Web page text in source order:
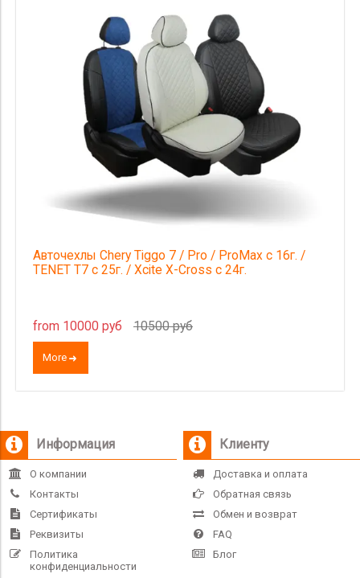
Категория Avito
Страна происхождения
Авточехлы Chery Tiggo 7 / Pro / ProMax с 16г. /
TENET T7 с 25г. / Xcite X-Cross с 24г.
from 10000 руб 10500 руб
More
Информация
О компании
Контакты
Сертификаты
Реквизиты
Политика
конфиденциальности
Клиенту
Доставка и оплата
Обратная связь
Обмен и возврат
FAQ
Блог